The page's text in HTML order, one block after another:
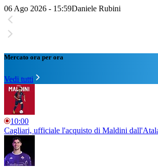
06 Ago 2026 - 15:59Daniele Rubini
Mercato ora per ora
Vedi tutti
10:00
Cagliari, ufficiale l'acquisto di Maldini